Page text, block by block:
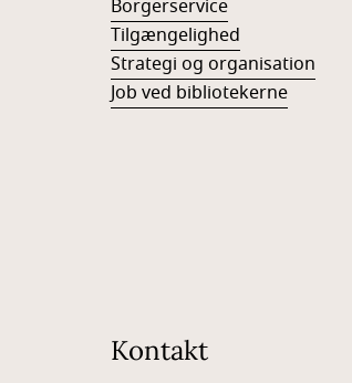
Borgerservice
Tilgængelighed
Strategi og organisation
Job ved bibliotekerne
Kontakt